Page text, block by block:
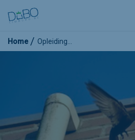
Home Opleiding…